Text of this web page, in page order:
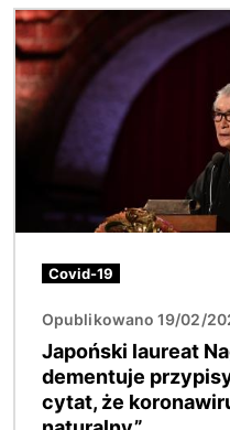
Obraz
Covid-19
Opublikowano 19/02/
Japoński laureat
dementuje
cytat, że